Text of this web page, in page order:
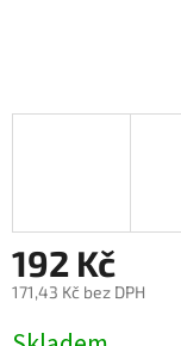
192 Kč
171,43 Kč bez DPH